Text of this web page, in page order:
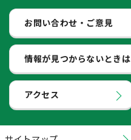
お問い合わせ・ご意見
情報が見つからないときは
アクセス